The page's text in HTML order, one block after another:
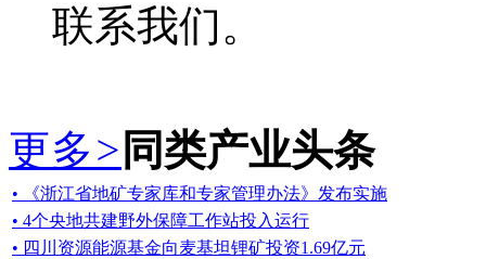
联系我们。
更多> 同类产业头条
• 《浙江省地矿专家库和专家管理办法》发布实施
• 4个央地共建野外保障工作站投入运行
• 四川资源能源基金向麦基坦锂矿投资1.69亿元